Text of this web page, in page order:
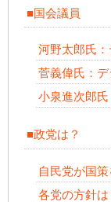
■国会議員
河野太郎氏
菅義偉氏：
小泉進次郎
■政党は？
自民党が国
各党の方針は